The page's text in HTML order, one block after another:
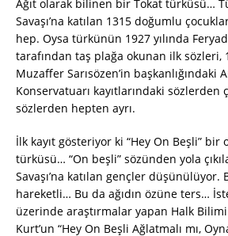
Ağıt olarak bilinen bir Tokat türküsü…
Savaşı’na katılan 1315 doğumlu
hep. Oysa türkünün 1927 yılında
tarafından taş plağa okunan ilk sözleri,
Muzaffer Sarısözen’in başkanlığındaki
Konservatuarı kayıtlarındaki sözlerden
sözlerden hepten ayrı.
İlk kayıt gösteriyor ki “Hey On Beşli” bir
türküsü… “On beşli” sözünden yola
Savaşı’na katılan gençler düşünülüyor.
hareketli… Bu da ağıdın özüne ters…
üzerinde araştırmalar yapan Halk
Kurt’un “Hey On Beşli Ağlatmalı mı,